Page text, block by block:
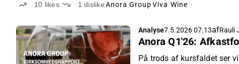
10 likes 1dislikeAnora Group Viva Wine
Analyse7.5.2026 07.13afRauli
Anora Q1'26:
På trods af kursfaldet ser